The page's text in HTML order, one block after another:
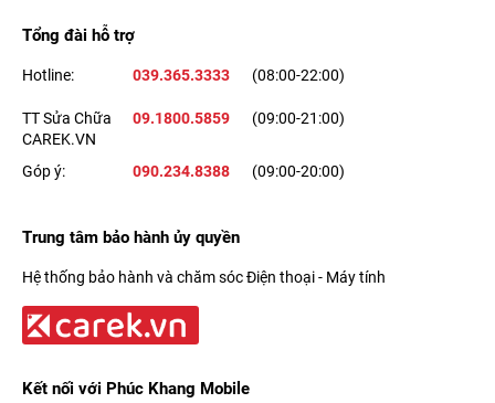
Tổng đài hỗ trợ
Hotline: 039.365.3333 (08:00-22:00)
TT Sửa Chữa
CAREK.VN
09.1800.5859 (09:00-21:00)
Góp ý: 090.234.8388 (09:00-20:00)
Trung tâm bảo hành ủy quyền
Hệ thống bảo hành và chăm sóc Điện thoại - Máy tính
Kết nối với Phúc Khang Mobile